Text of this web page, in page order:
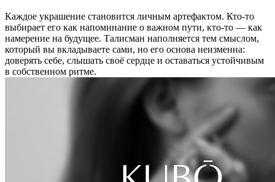
Каждое украшение становится личным артефактом. Кто-то
выбирает его как напоминание о важном пути, кто-то — как
намерение на будущее. Талисман наполняется тем смыслом,
который вы вкладываете сами, но его основа неизменна:
доверять себе, слышать своё сердце и оставаться устойчивым
в собственном ритме.